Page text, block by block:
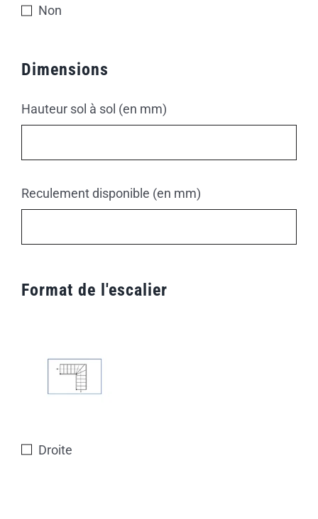
Non
Dimensions
Hauteur sol à sol (en mm)
Reculement disponible (en mm)
Format de l'escalier
Droite